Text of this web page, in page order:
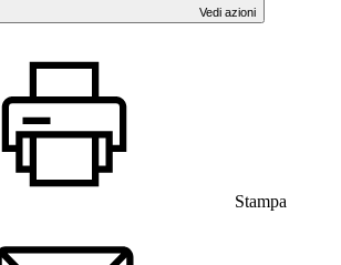
Vedi azioni
Stampa